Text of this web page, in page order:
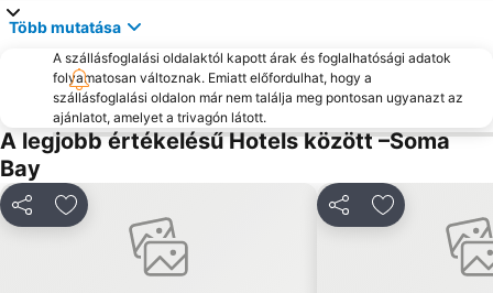
Több mutatása
A szállásfoglalási oldalaktól kapott árak és foglalhatósági adatok
folyamatosan változnak. Emiatt előfordulhat, hogy a
szállásfoglalási oldalon már nem találja meg pontosan ugyanazt az
ajánlatot, amelyet a trivagón látott.
A legjobb értékelésű Hotels között –Soma
Bay
MegosztásHozzáadás a kedvencekhez MegosztásHozzáadás